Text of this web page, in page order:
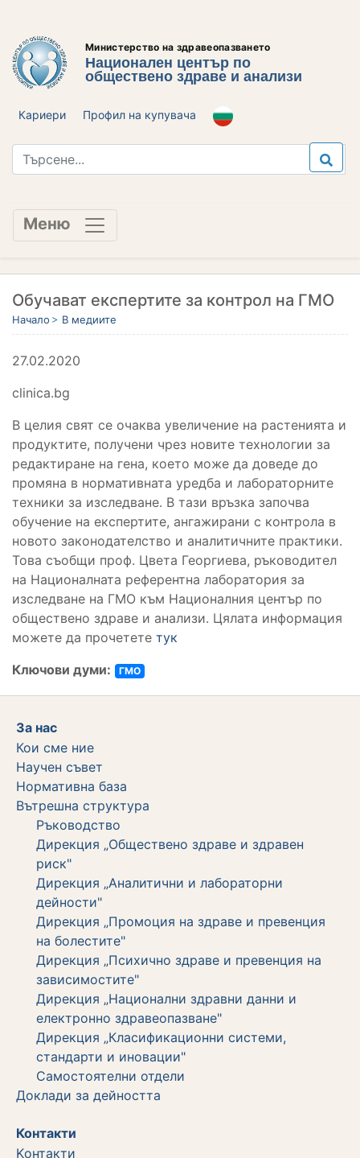
Министерство на здравеопазването
Национален център по
обществено здраве и анализи
Кариери Профил на купувача
Меню
Обучават експертите за контрол на ГМО
Начало В медиите
27.02.2020
clinica.bg
В целия свят се очаква увеличение на растенията и
продуктите, получени чрез новите технологии за
редактиране на гена, което може да доведе до
промяна в нормативната уредба и лабораторните
техники за изследване. В тази връзка започва
обучение на експертите, ангажирани с контрола в
новото законодателство и аналитичните практики.
Това съобщи проф. Цвета Георгиева, ръководител
на Националната референтна лаборатория за
изследване на ГМО към Националния център по
обществено здраве и анализи. Цялата информация
можете да прочетете тук
Ключови думи:
ГМО
За нас
Кои сме ние
Научен съвет
Нормативна база
Вътрешна структура
Ръководство
Дирекция „Обществено здраве и здравен
риск"
Дирекция „Аналитични и лабораторни
дейности"
Дирекция „Промоция на здраве и превенция
на болестите"
Дирекция „Психично здраве и превенция на
зависимостите"
Дирекция „Национални здравни данни и
електронно здравеопазване"
Дирекция „Класификационни системи,
стандарти и иновации"
Самостоятелни отдели
Дoклади за дейността
Контакти
Kонтакти